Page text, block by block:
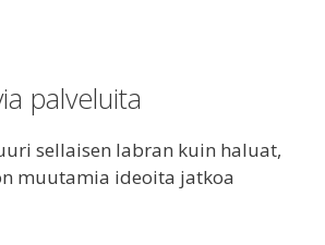
palveluita
sellaisen labran kuin haluat,
muutamia ideoita jatkoa